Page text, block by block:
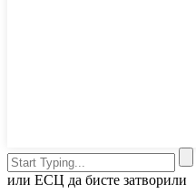
или ЕСЦ да бисте затворили